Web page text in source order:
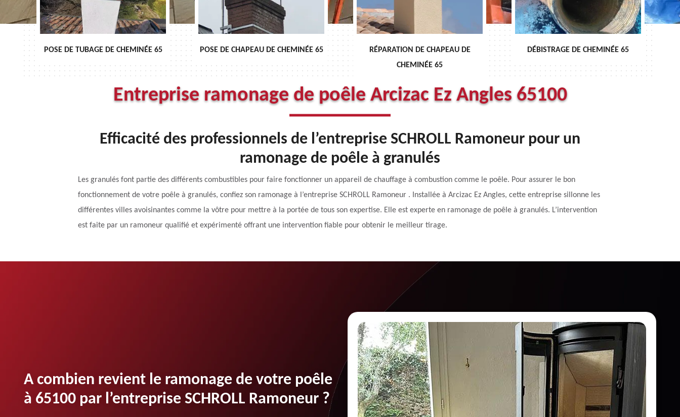
POSE DE CHAPEAU DE CHEMINÉE 65
RÉPARATION DE CHAPEAU DE
DÉBISTRAGE DE CHEMINÉE 65 ENTRETIEN DE CHEMINÉE 65
Entreprise ramonage de poêle Arcizac Ez Angles 65100
Efficacité des professionnels de l’entreprise SCHROLL Ramoneur pour un
ramonage de poêle à granulés
Les granulés font partie des différents combustibles pour faire fonctionner un appareil de chauffage à combustion comme le poêle. Pour assurer le bon
fonctionnement de votre poêle à granulés, confiez son ramonage à l’entreprise SCHROLL Ramoneur . Installée à Arcizac Ez Angles, cette entreprise sillonne les
différentes villes avoisinantes comme la vôtre pour mettre à la portée de tous son expertise. Elle est experte en ramonage de poêle à granulés. L’intervention
est faite par un ramoneur qualifié et expérimenté offrant une intervention fiable pour obtenir le meilleur tirage.
A combien revient le ramonage de votre poêle
à 65100 par l’entreprise SCHROLL Ramoneur ?